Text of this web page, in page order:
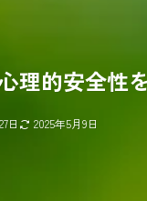
理的安全性
日 2025年5月9日